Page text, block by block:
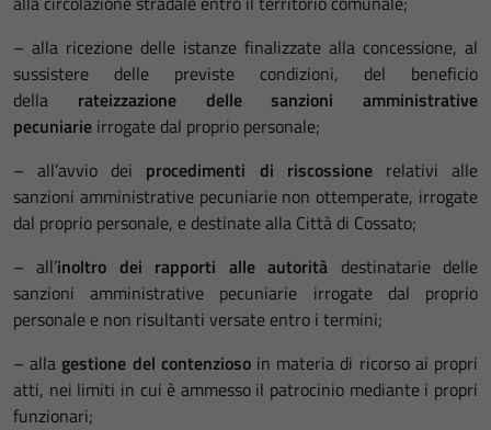
– alla ricezione delle istanze finalizzate alla concessione, al
sussistere delle previste condizioni, del beneficio
della rateizzazione delle sanzioni amministrative
pecuniarie irrogate dal proprio personale;
– all’avvio dei procedimenti di riscossionerelativi alle
sanzioni amministrative pecuniarie non ottemperate, irrogate
dal proprio personale, e destinate alla Città di Cossato;
– all’inoltro dei rapporti alle autorità destinatarie delle
sanzioni amministrative pecuniarie irrogate dal proprio
personale e non risultanti versate entro i termini;
– alla gestione del contenziosoin materia di ricorso ai propri
atti, nei limiti in cui è ammesso il patrocinio mediante i propri
funzionari;